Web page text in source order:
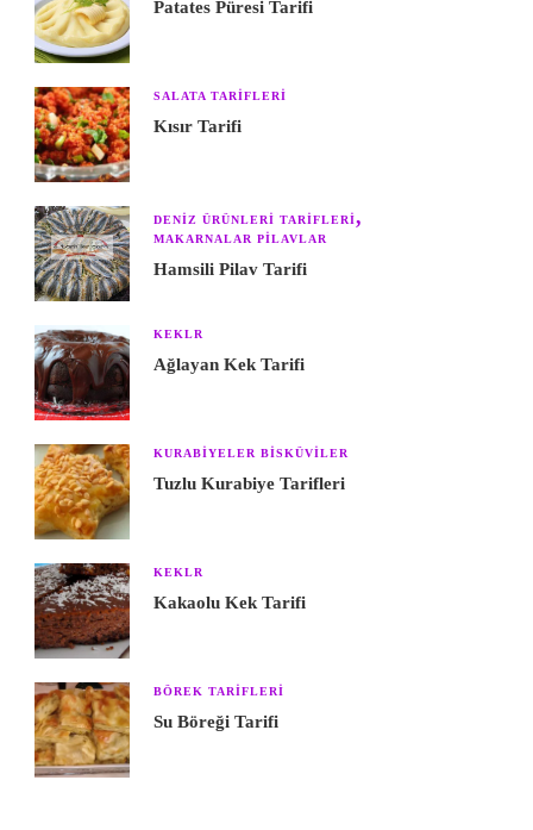
Patates Püresi Tarifi
SALATA TARIFLERI
Kısır Tarifi
DENIZ ÜRÜNLERI TARIFLERI
MAKARNALAR PILAVLAR
Hamsili Pilav Tarifi
KEKLR
Ağlayan Kek Tarifi
KURABIYELER BISKÜVILER
Tuzlu Kurabiye Tarifleri
KEKLR
Kakaolu Kek Tarifi
BÖREK TARIFLERI
Su Böreği Tarifi